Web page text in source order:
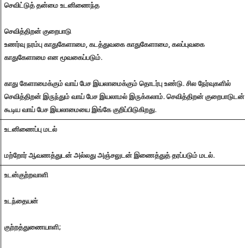
செவிட்டுத் தன்மை உடனிணைந்த
செவித்திறன் குறைபாடு
உணர்வு நரம்பு காதுகேளாமை, கடத்துவகை காதுகேளாமை, கலப்புவகை
காதுகேளாமை என மூவகைப்படும்.
காது கேளாமைக்கும் வாய் பேச இயலாமைக்கும் தொடர்பு உண்டு. சில நேர்வுகளில்
செவித்திறன் இருந்தும் வாய் பேச இயலாமல் இருக்கலாம். செவித்திறன் குறைபாடுடன்
கூடிய வாய் பேச இயலாமையை இங்கே குறிப்பிடுகிறது.
உடனிணைப்பு மடல்
மற்றோர் ஆவணத்துடன் அல்லது அஞ்சலுடன் இணைத்துத் தரப்படும் மடல்.
உடன்குற்றவாளி
உடந்தையன்
குற்றத்துணையாளி;